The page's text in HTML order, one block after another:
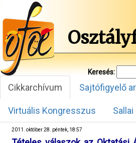
Keresés:
Cikkarchívum Sajtófigyelő
Virtuális Kongresszus Sallai
2011. október 28. péntek, 18:57